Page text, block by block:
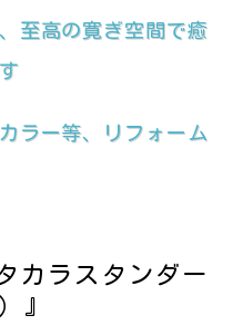
至高の寛ぎ空間で癒
ラー等、リフォーム
カラスタンダー
』